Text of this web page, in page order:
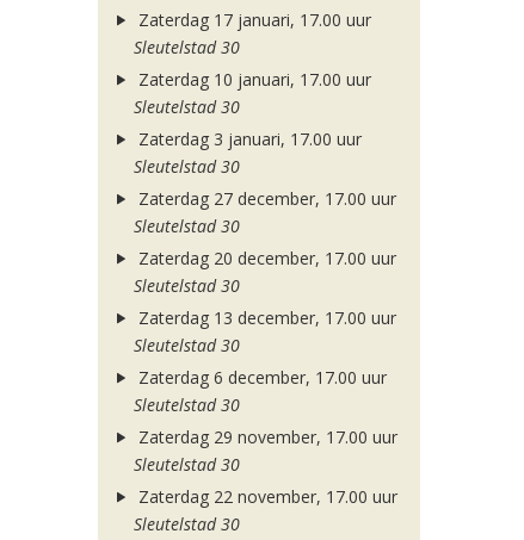
Zaterdag 17 januari, 17.00 uur
Sleutelstad 30
Zaterdag 10 januari, 17.00 uur
Sleutelstad 30
Zaterdag 3 januari, 17.00 uur
Sleutelstad 30
Zaterdag 27 december, 17.00 uur
Sleutelstad 30
Zaterdag 20 december, 17.00 uur
Sleutelstad 30
Zaterdag 13 december, 17.00 uur
Sleutelstad 30
Zaterdag 6 december, 17.00 uur
Sleutelstad 30
Zaterdag 29 november, 17.00 uur
Sleutelstad 30
Zaterdag 22 november, 17.00 uur
Sleutelstad 30